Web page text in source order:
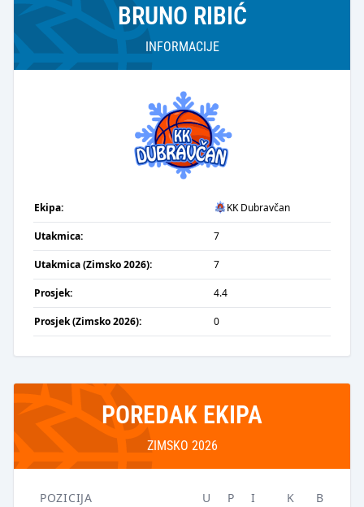
BRUNO RIBIĆ
INFORMACIJE
Ekipa: KK Dubravčan
Utakmica: 7
Utakmica (Zimsko 2026): 7
Prosjek: 4.4
Prosjek (Zimsko 2026): 0
POREDAK EKIPA
ZIMSKO 2026
POZICIJA U P I K B